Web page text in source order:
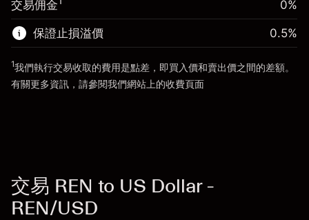
前往平台
使用杠杆的交易規模（大約值）
來自杠杆的資金 - 美元（大約值）
前往平台
交易佣金 0%
保證止損溢價 0.5%
1我們執行交易收取的費用是點差，即買入價和賣出價之間的差額。
有關更多資訊，請參閱我們網站上的收費頁面
交易 REN to US Dollar -
REN/USD